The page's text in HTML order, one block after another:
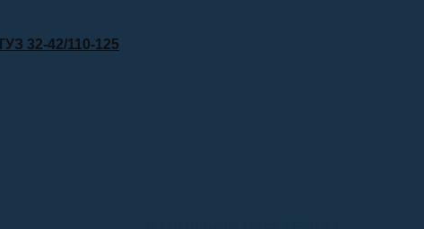
32-42/110-125